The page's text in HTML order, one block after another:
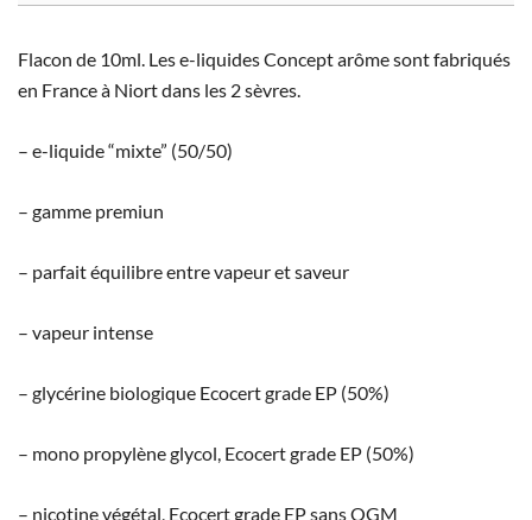
Flacon de 10ml. Les e-liquides Concept arôme sont fabriqués
en France à Niort dans les 2 sèvres.
– e-liquide “mixte” (50/50)
– gamme premiun
– parfait équilibre entre vapeur et saveur
– vapeur intense
– glycérine biologique Ecocert grade EP (50%)
– mono propylène glycol, Ecocert grade EP (50%)
– nicotine végétal, Ecocert grade EP sans OGM